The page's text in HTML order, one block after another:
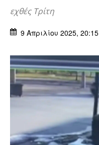
εχθές Τρίτη
9 Απριλίου 2025, 20:15